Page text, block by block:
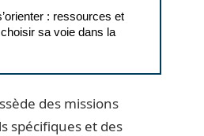
: ressources et
sa voie dans la
des missions
spécifiques et des